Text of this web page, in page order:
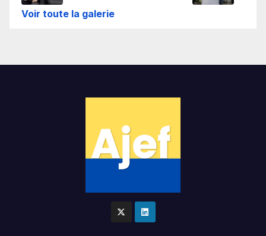
Voir toute la galerie